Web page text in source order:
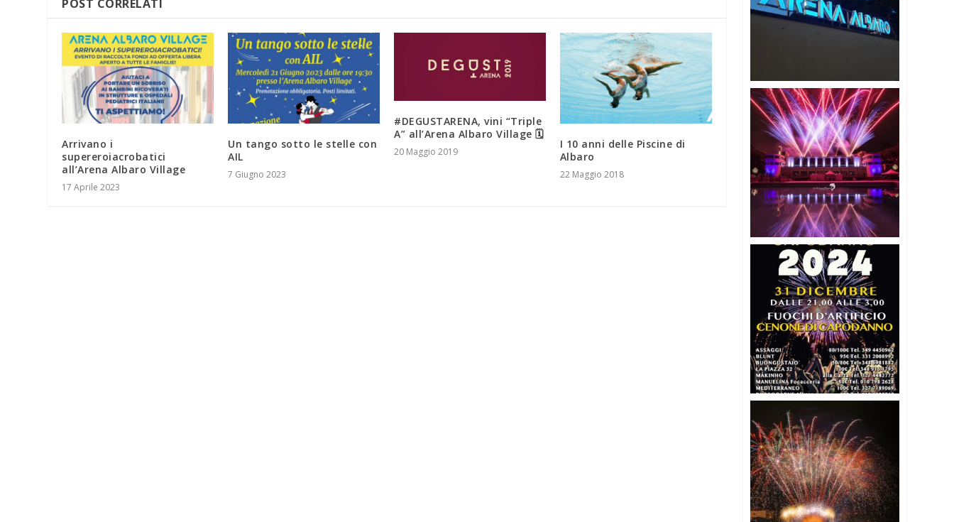
POST CORRELATI
Arrivano i
supereroiacrobatici
all’Arena Albaro Village
17 Aprile 2023
Un tango sotto le stelle con
AIL
7 Giugno 2023
#DEGUSTARENA, vini “Triple
A” all’Arena Albaro Village 🗓
20 Maggio 2019
I 10 anni delle Piscine di
Albaro
22 Maggio 2018